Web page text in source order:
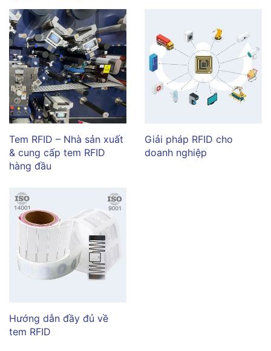
Tem RFID – Nhà sản xuất
& cung cấp tem RFID
hàng đầu
Giải pháp RFID cho
doanh nghiệp
Hướng dẫn đầy đủ về
tem RFID